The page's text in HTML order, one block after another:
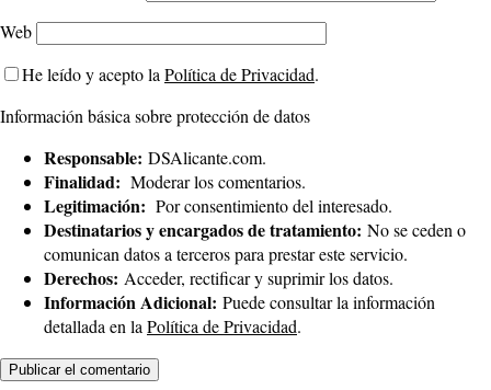
Web
He leído y acepto la Política de Privacidad.
Información básica sobre protección de datos
Responsable: DSAlicante.com.
Finalidad: Moderar los comentarios.
Legitimación: Por consentimiento del interesado.
Destinatarios y encargados de tratamiento: No se ceden o
comunican datos a terceros para prestar este servicio.
Derechos: Acceder, rectificar y suprimir los datos.
Información Adicional: Puede consultar la información
detallada en la Política de Privacidad.